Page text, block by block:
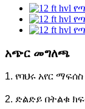
አጭር መግለጫ
1. የባህሩ አየር
2. ድልድይ በትልቁ